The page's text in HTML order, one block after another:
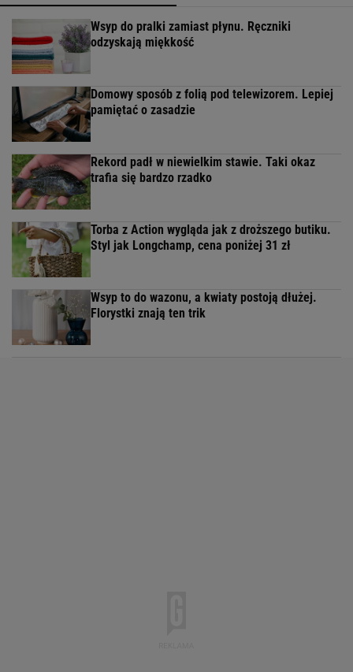
Wsyp do pralki zamiast płynu. Ręczniki
odzyskają miękkość
Domowy sposób z folią pod telewizorem. Lepiej
pamiętać o zasadzie
Rekord padł w niewielkim stawie. Taki okaz
trafia się bardzo rzadko
Torba z Action wygląda jak z droższego butiku.
Styl jak Longchamp, cena poniżej 31 zł
Wsyp to do wazonu, a kwiaty postoją dłużej.
Florystki znają ten trik